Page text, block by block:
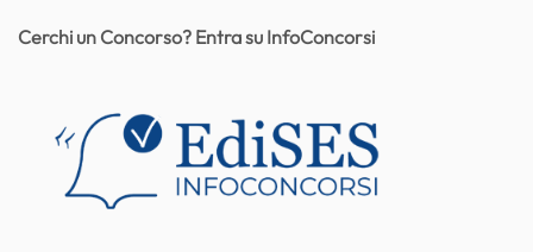
Cerchi un Concorso? Entra su InfoConcorsi